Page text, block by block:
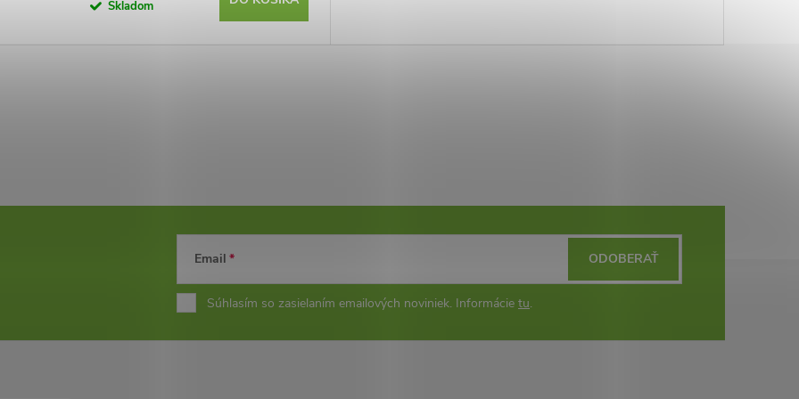
Skladom
Email
Súhlasím so zasielaním emailových noviniek. Informácie tu.
ODOBERAŤ